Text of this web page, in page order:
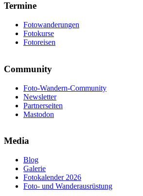
Termine
Fotowanderungen
Fotokurse
Fotoreisen
Community
Foto-Wandern-Community
Newsletter
Partnerseiten
Mastodon
Media
Blog
Galerie
Fotokalender 2026
Foto- und Wanderausrüstung